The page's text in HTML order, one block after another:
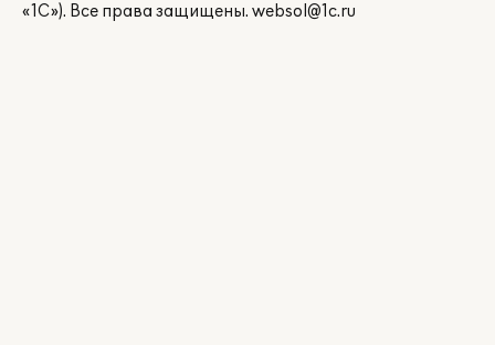
«1С»). Все права защищены. websol@1c.ru